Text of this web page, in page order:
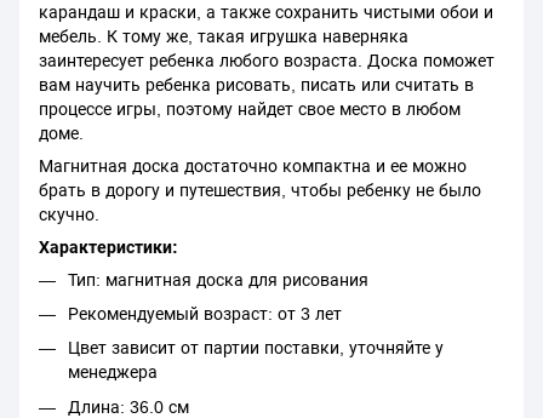
карандаш и краски, а также сохранить чистыми обои и
мебель. К тому же, такая игрушка наверняка
заинтересует ребенка любого возраста. Доска поможет
вам научить ребенка рисовать, писать или считать в
процессе игры, поэтому найдет свое место в любом
доме.
Магнитная доска достаточно компактна и ее можно
брать в дорогу и путешествия, чтобы ребенку не было
скучно.
Характеристики:
Тип: магнитная доска для рисования
Рекомендуемый возраст: от 3 лет
Цвет зависит от партии поставки, уточняйте у
менеджера
Длина: 36.0 см